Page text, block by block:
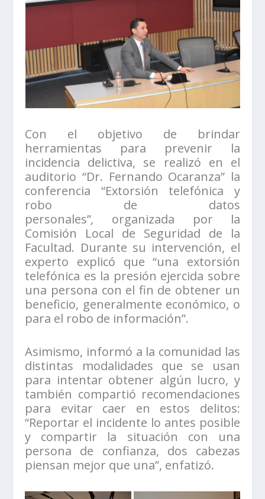
Con el objetivo de brindar
herramientas para prevenir la
incidencia delictiva, se realizó en el
auditorio “Dr. Fernando Ocaranza” la
conferencia “Extorsión telefónica y
robo de datos
personales”, organizada por la
Comisión Local de Seguridad de la
Facultad. Durante su intervención, el
experto explicó que “una extorsión
telefónica es la presión ejercida sobre
una persona con el fin de obtener un
beneficio, generalmente económico, o
para el robo de información”.
Asimismo, informó a la comunidad las
distintas modalidades que se usan
para intentar obtener algún lucro, y
también compartió recomendaciones
para evitar caer en estos delitos:
“Reportar el incidente lo antes posible
y compartir la situación con una
persona de confianza, dos cabezas
piensan mejor que una”, enfatizó.